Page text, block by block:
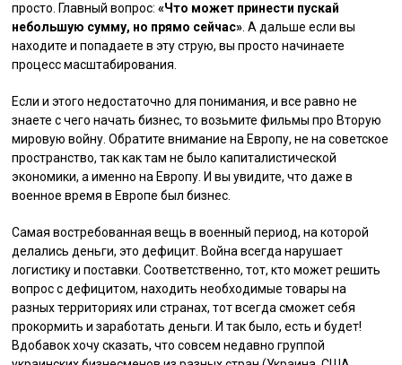
просто. Главный вопрос:«Что может принести пускай
небольшую сумму, но прямо сейчас» . А дальше если вы
находите и попадаете в эту струю, вы просто начинаете
процесс масштабирования.
Если и этого недостаточно для понимания, и все равно не
знаете с чего начать бизнес, то возьмите фильмы про Вторую
мировую войну. Обратите внимание на Европу, не на советское
пространство, так как там не было капиталистической
экономики, а именно на Европу. И вы увидите, что даже в
военное время в Европе был бизнес.
Самая востребованная вещь в военный период, на которой
делались деньги, это дефицит. Война всегда нарушает
логистику и поставки. Соответственно, тот, кто может решить
вопрос с дефицитом, находить необходимые товары на
разных территориях или странах, тот всегда сможет себя
прокормить и заработать деньги. И так было, есть и будет!
Вдобавок хочу сказать, что совсем недавно группой